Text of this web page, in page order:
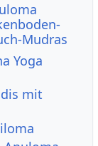
Mudras
Yoga
mit